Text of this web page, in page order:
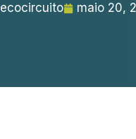
ecocircuito maio 20,